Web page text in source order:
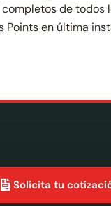
de todos
en última
Solicita tu